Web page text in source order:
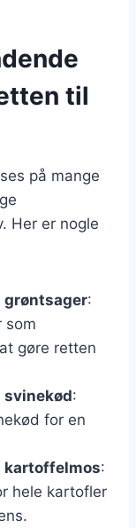
til
på mange
Her er nogle
:
som
gøre retten
:
for en
:
hele kartofler